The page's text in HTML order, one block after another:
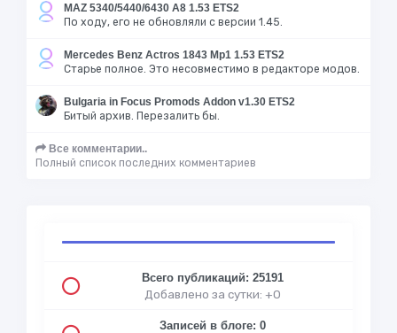
MAZ 5340/5440/6430 A8 1.53 ETS2
По ходу, его не обновляли с версии 1.45.
Mercedes Benz Actros 1843 Mp1 1.53 ETS2
Старье полное. Это несовместимо в редакторе модов.
Bulgaria in Focus Promods Addon v1.30 ETS2
Битый архив. Перезалить бы.
Все комментарии..
Полный список последних комментариев
Всего публикаций: 25191
Добавлено за сутки: +0
Записей в блоге: 0